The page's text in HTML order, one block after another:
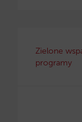
Zielone
programy